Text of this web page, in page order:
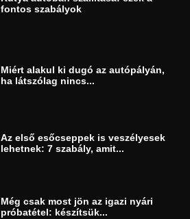
fontos szabályok
Miért alakul ki dugó az autópályán,
ha látszólag nincs...
Az első esőcseppek is veszélyesek
lehetnek: 7 szabály, amit...
Még csak most jön az igazi nyári
próbatétel: készítsük...